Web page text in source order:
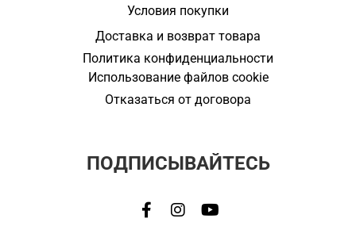
Условия покупки
Доставка и возврат товара
Политика конфиденциальности
Использование файлов cookie
Отказаться от договора
ПОДПИСЫВАЙТЕСЬ